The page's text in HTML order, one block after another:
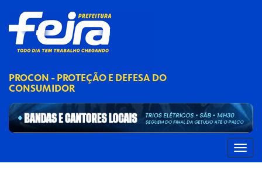
PROCON - PROTEÇÃO E DEFESA DO
CONSUMIDOR